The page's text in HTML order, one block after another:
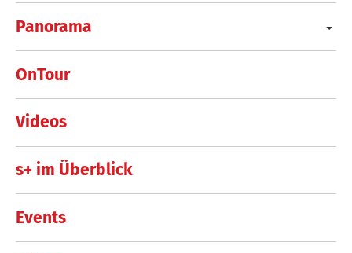
Panorama
OnTour
Videos
s+ im Überblick
Events